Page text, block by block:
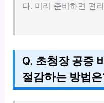
다. 미리 준비하면 편
Q. 초청장 공증
절감하는 방법